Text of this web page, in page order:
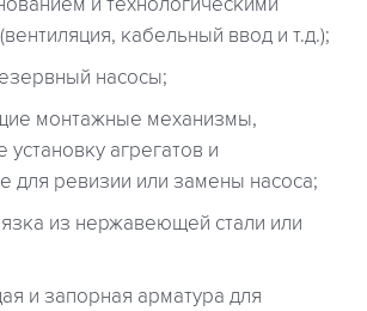
и технологическими
кабельный ввод и т.д.);
насосы;
монтажные механизмы,
агрегатов и
для ревизии или замены насоса;
из нержавеющей стали или
и запорная арматура для